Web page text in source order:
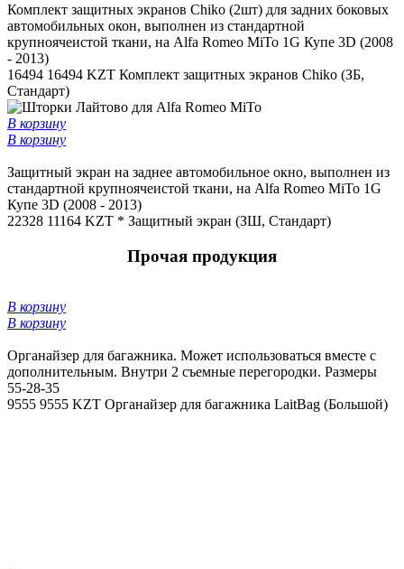
Комплект защитных экранов Chiko (2шт) для задних боковых
автомобильных окон, выполнен из стандартной
крупноячеистой ткани, на Alfa Romeo MiTo 1G Купе 3D (2008
- 2013)
16494 16494 KZT Комплект защитных экранов Chiko (ЗБ,
Стандарт)
В корзину
В корзину
Защитный экран на заднее автомобильное окно, выполнен из
стандартной крупноячеистой ткани, на Alfa Romeo MiTo 1G
Купе 3D (2008 - 2013)
22328 11164 KZT * Защитный экран (ЗШ, Стандарт)
Прочая продукция
В корзину
В корзину
Органайзер для багажника. Может использоваться вместе с
дополнительным. Внутри 2 съемные перегородки. Размеры
55-28-35
9555 9555 KZT Органайзер для багажника LaitBag (Большой)